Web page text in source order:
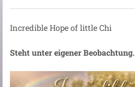
Incredible Hope of little Chi
Steht unter eigener Beobachtung.